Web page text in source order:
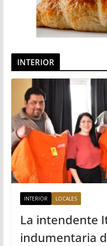
INTERIOR
INTERIOR LOCALES
La intendente
indumentaria